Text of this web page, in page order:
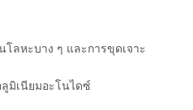
ลหะบาง ๆ และการขุดเจาะ
มิเนียมอะโนไดซ์